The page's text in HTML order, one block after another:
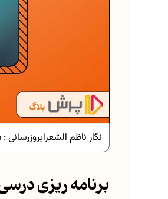
بروزرسانی :نگار ناظم الشعرا
برنامه ریزی